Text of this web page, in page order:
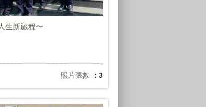
生新旅程〜
照片張數 ：3